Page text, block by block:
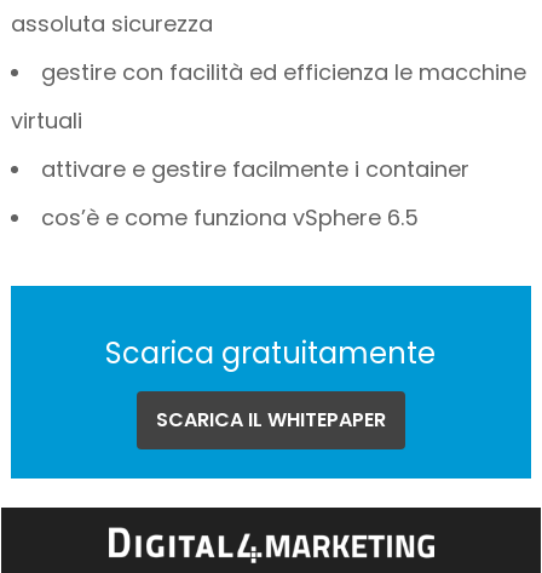
assoluta sicurezza
gestire con facilità ed efficienza le macchine
virtuali
attivare e gestire facilmente i container
cos’è e come funziona vSphere 6.5
Scarica gratuitamente
SCARICA IL WHITEPAPER